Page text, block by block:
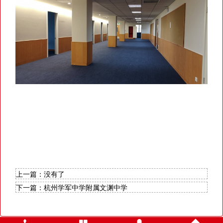
上一篇： 没有了
下一篇： 杭州学军中学附属文渊中学